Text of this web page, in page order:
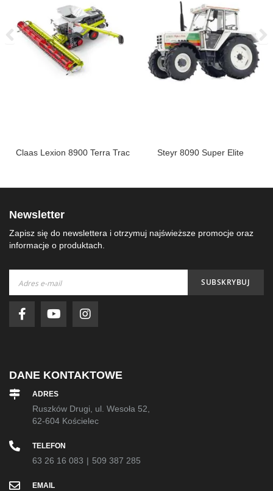
Claas Lexion 8900 Terra Trac Steyr 8090 Super Elite
Newsletter
Zapisz się do newslettera i otrzymuj najświeższe promocje oraz
informacje o produktach.
nasz
newsletter:
SUBSKRYBUJ
DANE KONTAKTOWE
ADRES
Ruszków Drugi, ul. Wesoła 52,
62-604 Kościelec
TELEFON
63 26 16 083 | 509 387 285
EMAIL